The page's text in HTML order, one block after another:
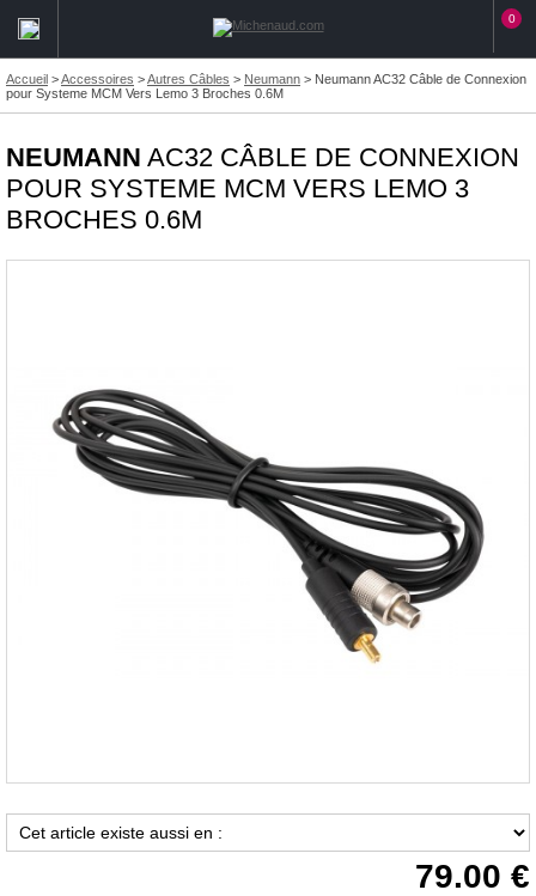
0
Accueil >Accessoires >Autres Câbles > Neumann > Neumann AC32 Câble de Connexion
pour Systeme MCM Vers Lemo 3 Broches 0.6M
NEUMANN AC32 CÂBLE DE CONNEXION
POUR SYSTEME MCM VERS LEMO 3
BROCHES 0.6M
79.00